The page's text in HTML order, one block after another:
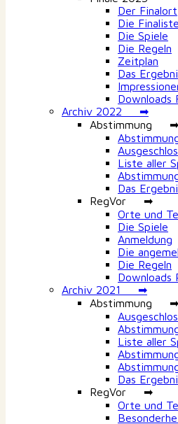
Der Finalort
Die
Die Spiele
Die Regeln
Zeitplan
Das
Downloads
Archiv 2022 ➡
Abstimmung ➡
Liste aller
Das
RegVor ➡
Orte und
Die Spiele
Anmeldung
Die
Die Regeln
Downloads
Archiv 2021 ➡
Abstimmung ➡
Liste aller
Das
RegVor ➡
Orte und